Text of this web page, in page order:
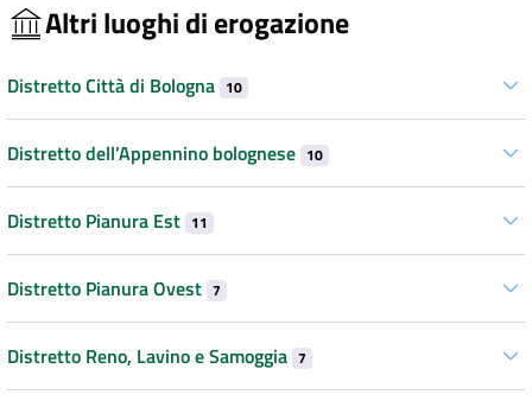
Altri luoghi di erogazione
Distretto Città di Bologna 10
Distretto dell’Appennino bolognese 10
Distretto Pianura Est 11
Distretto Pianura Ovest 7
Distretto Reno, Lavino e Samoggia 7